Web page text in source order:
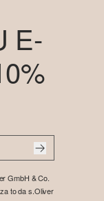
E-
GmbH & Co.
to da s.Oliver